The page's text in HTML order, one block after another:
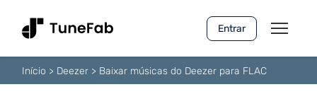
Entrar
Início > Deezer > Baixar músicas do Deezer para FLAC